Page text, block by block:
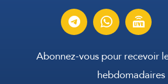
Abonnez-vous pour recevoir
hebdomadaires